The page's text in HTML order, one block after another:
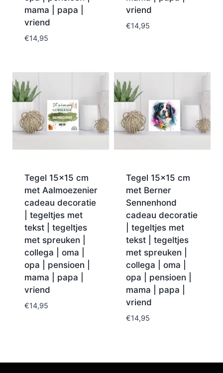
mama | papa |
vriend
€14,95
vriend
€14,95
Tegel 15×15 cm
met Aalmoezenier
cadeau decoratie
| tegeltjes met
tekst | tegeltjes
met spreuken |
collega | oma |
opa | pensioen |
mama | papa |
vriend
€14,95
Tegel 15×15 cm
met Berner
Sennenhond
cadeau decoratie
| tegeltjes met
tekst | tegeltjes
met spreuken |
collega | oma |
opa | pensioen |
mama | papa |
vriend
€14,95